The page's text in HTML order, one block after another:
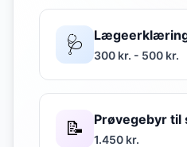
🩺 300 kr. - 500 kr.
📝 Prøvegebyr til
1.450 kr.